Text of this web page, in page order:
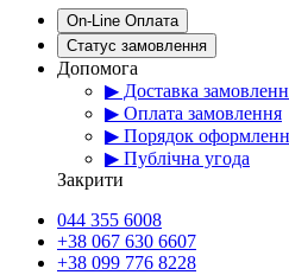
On-Line Оплата
Статус замовлення
Допомога
▶ Доставка
▶ Оплата замовлення
▶ Порядок
▶ Публічна угода
Закрити
044 355 6008
+38 067 630 6607
+38 099 776 8228